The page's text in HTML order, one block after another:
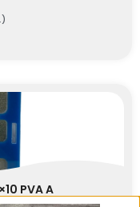
PVA A